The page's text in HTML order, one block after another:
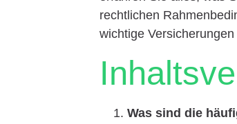
rechtlichen
wichtige Versicherungen
Was sind die